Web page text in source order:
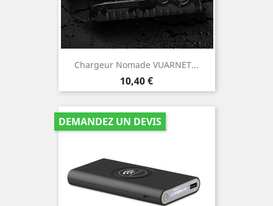
Chargeur Nomade VUARNET...
Prix
10,40 €
DEMANDEZ UN DEVIS